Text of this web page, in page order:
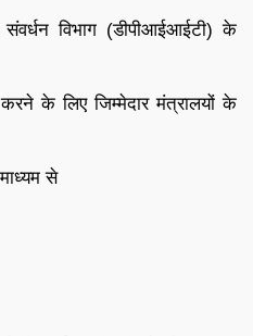
विभाग (डीपीआईआईटी) के
के लिए जिम्मेदार मंत्रालयों के
से